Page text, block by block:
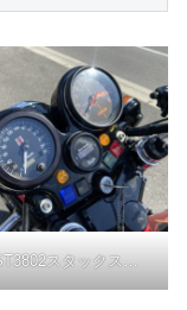
STACK-ST3802スタックスピードメーター